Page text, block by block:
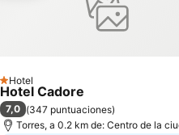
1 Estrellas
Hotel
Hotel Cadore
7,0 (347 puntuaciones)
Torres, a 0.2 km de: Centro de la